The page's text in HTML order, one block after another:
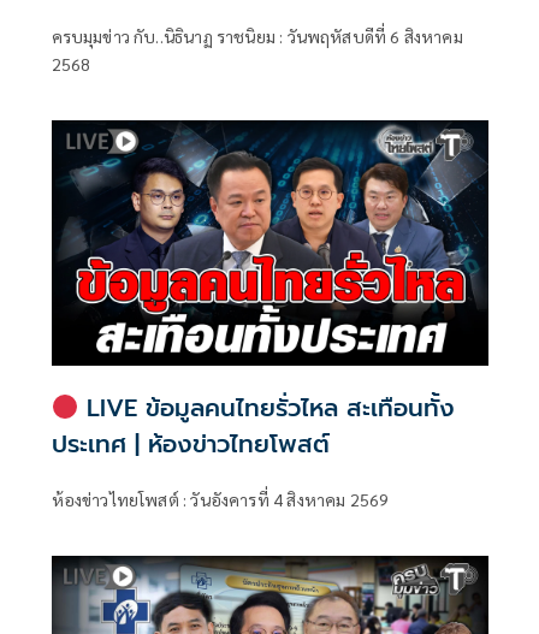
ครบมุมข่าว กับ..นิธินาฏ ราชนิยม : วันพฤหัสบดีที่ 6 สิงหาคม
2568
LIVE ข้อมูลคนไทยรั่วไหล สะเทือนทั้ง
ประเทศ | ห้องข่าวไทยโพสต์
ห้องข่าวไทยโพสต์ : วันอังคารที่ 4 สิงหาคม 2569